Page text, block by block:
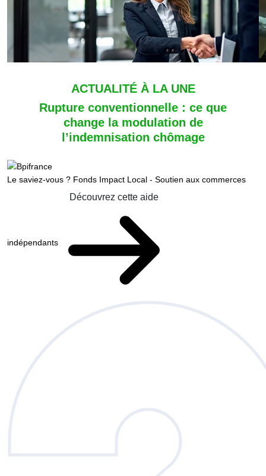
ACTUALITÉ À LA UNE
Rupture conventionnelle : ce que
change la modulation de
l’indemnisation chômage
Le saviez-vous ? Fonds Impact Local - Soutien aux commerces
indépendants
Découvrez cette aide